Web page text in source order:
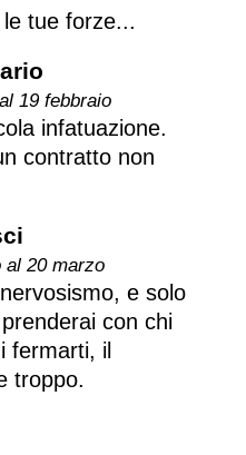
tue forze...
19 febbraio
infatuazione.
contratto non
al 20 marzo
e solo
con chi
fermarti, il
troppo.